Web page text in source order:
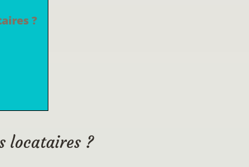
?
locataires ?